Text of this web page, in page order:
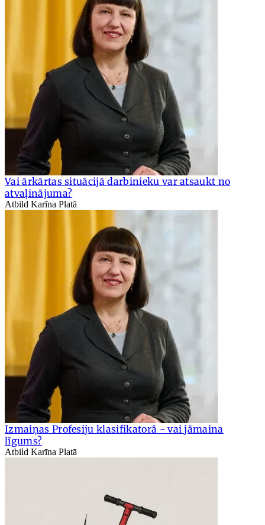
Vai ārkārtas situācijā darbinieku var atsaukt no
atvaļinājuma?
Atbild Karīna Platā
Izmaiņas Profesiju klasifikatorā - vai jāmaina
līgums?
Atbild Karīna Platā